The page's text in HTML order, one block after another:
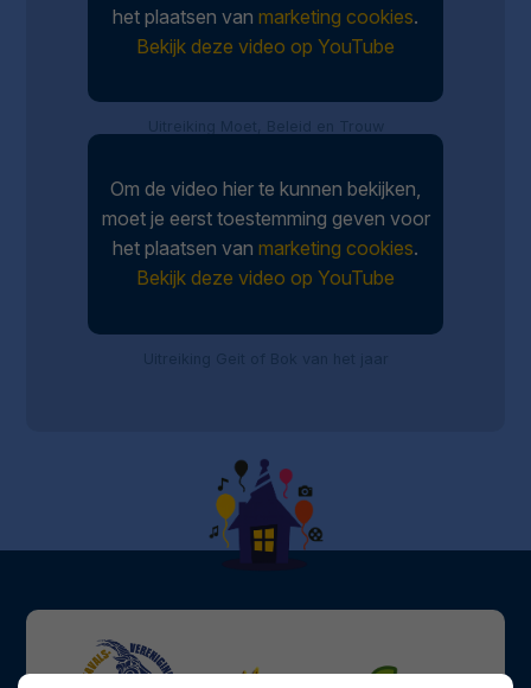
het plaatsen van marketing cookies.
Bekijk deze video op YouTube
Om de video hier te kunnen bekijken,
moet je eerst toestemming geven voor
het plaatsen van marketing cookies.
Bekijk deze video op YouTube